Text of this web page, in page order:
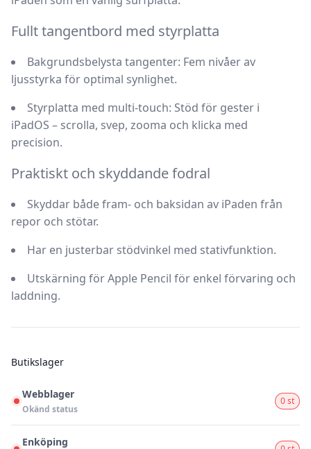
Fullt tangentbord med styrplatta
Bakgrundsbelysta tangenter: Fem nivåer av
ljusstyrka för optimal synlighet.
Styrplatta med multi-touch: Stöd för gester i
iPadOS – scrolla, svep, zooma och klicka med
precision.
Praktiskt och skyddande fodral
Skyddar både fram- och baksidan av iPaden från
repor och stötar.
Har en justerbar stödvinkel med stativfunktion.
Utskärning för Apple Pencil för enkel förvaring och
laddning.
Butikslager
Webblager
Okänd status
0 st
Enköping